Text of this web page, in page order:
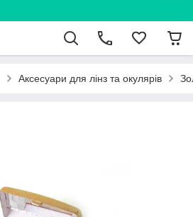
Аксесуари для лінз та окулярів